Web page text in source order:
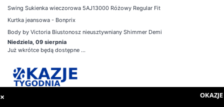
Swing Sukienka wieczorowa 5AJ13000 Różowy Regular Fit
Kurtka jeansowa - Bonprix
Body by Victoria Biustonosz nieusztywniany Shimmer Demi
Niedziela, 09 sierpnia
Już wkrótce będą dostępne ...
× OKAZJE